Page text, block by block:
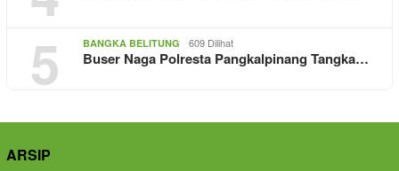
5 BANGKA BELITUNG 609 Dilihat
Buser Naga Polresta Pangkalpinang Tangka…
ARSIP